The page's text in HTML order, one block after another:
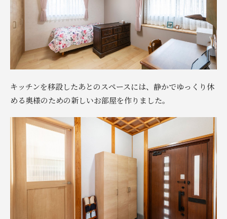
キッチンを移設したあとのスペースには、静かでゆっくり休
める奥様のための新しいお部屋を作りました。